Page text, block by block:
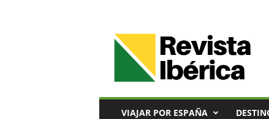
VIAJAR POR ESPAÑA